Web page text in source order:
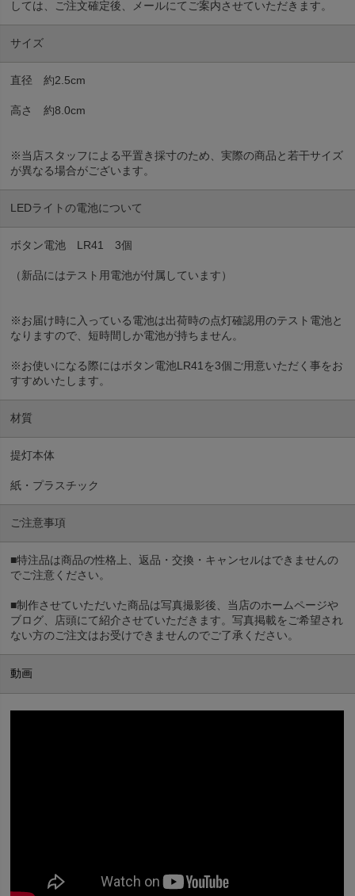
しては、ご注文確定後、メールにてご案内させていただきます。
サイズ
直径 約2.5cm
高さ 約8.0cm
※当店スタッフによる平置き採寸のため、実際の商品と若干サイズ
が異なる場合がございます。
LEDライトの電池について
ボタン電池 LR41 3個
（新品にはテスト用電池が付属しています）
※お届け時に入っている電池は出荷時の点灯確認用のテスト電池と
なりますので、短時間しか電池が持ちません。
※お使いになる際にはボタン電池LR41を3個ご用意いただく事をお
すすめいたします。
材質
提灯本体
紙・プラスチック
ご注意事項
■特注品は商品の性格上、返品・交換・キャンセルはできませんの
でご注意ください。
■制作させていただいた商品は写真撮影後、当店のホームページや
ブログ、店頭にて紹介させていただきます。写真掲載をご希望され
ない方のご注文はお受けできませんのでご了承ください。